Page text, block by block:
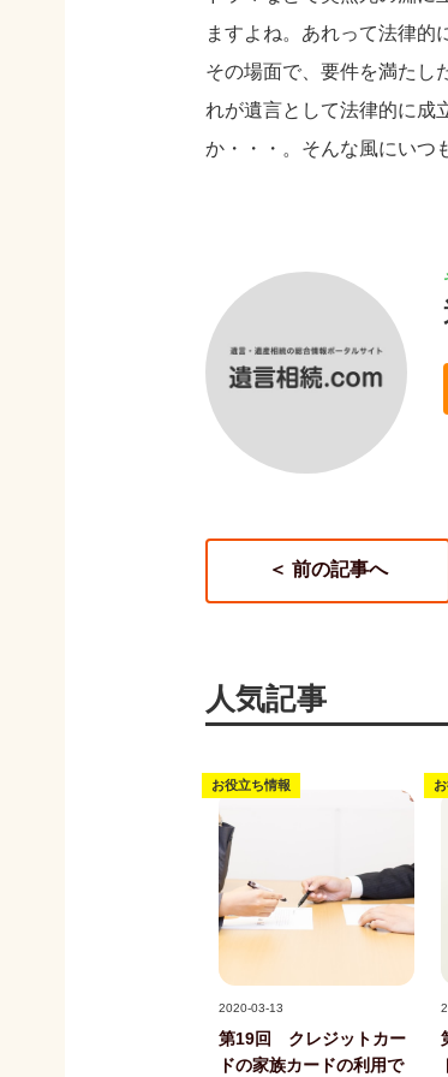
ますよね。あれって法律的
その場面で、要件を満たし
れが遺言として法律的に成
か・・・。そんな風にいつ
＜ 前の記事へ
人気記事
お役立ち情報
2020-03-13
第19回 クレジットカー
ドの家族カードの利用で